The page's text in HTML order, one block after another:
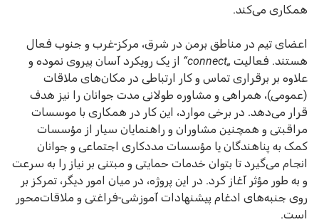
همکاری می‌کند.
اعضای تیم در مناطق برمن در شرق، مرکز-غرب و جنوب فعال
هستند. فعالیت „connect“
از یک رویکرد آسان پیروی نموده و
علاوه بر برقراری تماس و کار ارتباطی در مکان‌های ملاقات
(عمومی)، همراهی و مشاوره طولانی مدت جوانان را نیز هدف
قرار می‌دهد. در برخی موارد، این کار در همکاری با موسسات
مراقبتی و همچنین مشاوران و راهنمایان سیار از مؤسسات
کمک به پناهندگان یا مؤسسات مددکاری اجتماعی و جوانان
انجام می‌گیرد تا بتوان خدمات حمایتی و مبتنی بر نیاز را به سرعت
و به طور مؤثر آغاز کرد. در این پروژه، در میان امور دیگر، تمرکز بر
روی جنبه‌های ادغام پیشنهادات آموزشی-فراغتی و ملاقات‌محور
است.